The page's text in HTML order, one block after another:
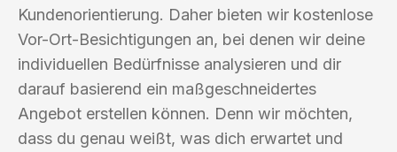
Kundenorientierung. Daher bieten wir kostenlose
Vor-Ort-Besichtigungen an, bei denen wir deine
individuellen Bedürfnisse analysieren und dir
darauf basierend ein maßgeschneidertes
Angebot erstellen können. Denn wir möchten,
dass du genau weißt, was dich erwartet und